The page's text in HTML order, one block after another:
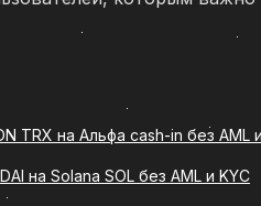
вам нужна понятная
найдете подробное
переводит определенное
TRX на Альфа cash-in без AML
на Solana SOL без AML и KYC